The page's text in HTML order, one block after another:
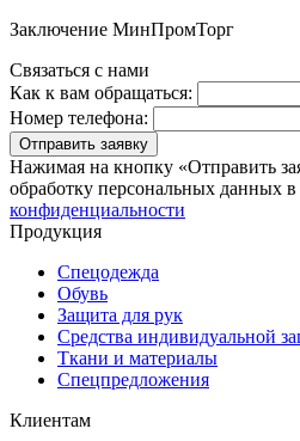
Заключение МинПромТорг
Связаться с нами
Как к вам обращаться:
Номер телефона:
Отправить заявку
Нажимая на кнопку «Отправить
обработку персональных данных в
конфиденциальности
Продукция
Спецодежда
Обувь
Защита для рук
Средства индивидуальной
Ткани и материалы
Спецпредложения
Клиентам